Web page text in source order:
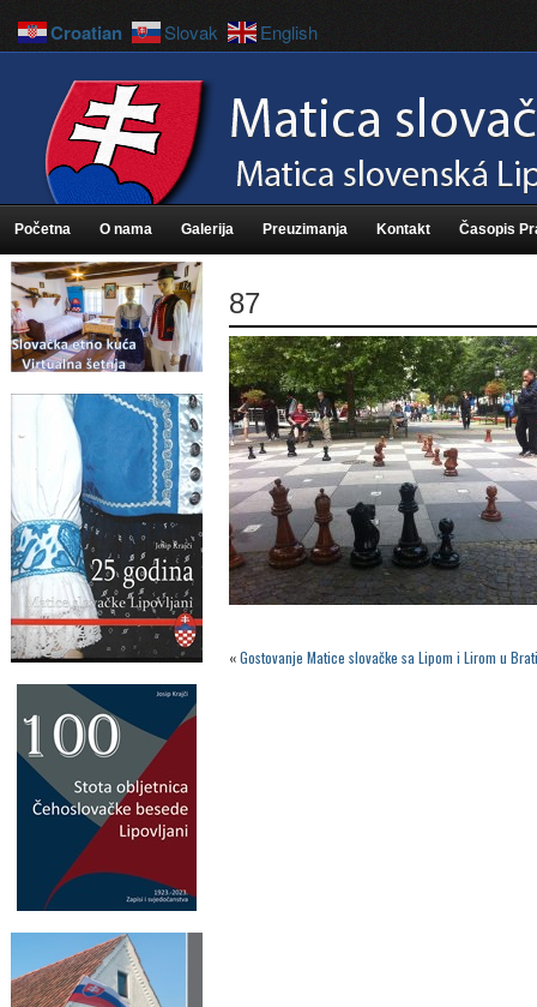
Početna O nama Galerija Preuzimanja Kontakt Časopis
87
«Gostovanje Matice slovačke sa Lipom i Lirom u
Croatian Slovak English